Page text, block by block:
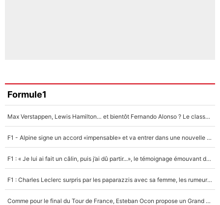
Formule1
Max Verstappen, Lewis Hamilton… et bientôt Fernando Alonso ? Le classement des pilotes les mieux payés en Formule 1 risque de changer !
F1 - Alpine signe un accord «impensable» et va entrer dans une nouvelle dimension : Grande nouvelle pour Pierre Gasly !
F1 : « Je lui ai fait un câlin, puis j’ai dû partir...», le témoignage émouvant de Max Verstappen sur sa fille
F1 : Charles Leclerc surpris par les paparazzis avec sa femme, les rumeurs étaient vraies !
Comme pour le final du Tour de France, Esteban Ocon propose un Grand Prix de Formule 1 à Paris : «Autour de l’Arc de Triomphe, ce serait génial» !